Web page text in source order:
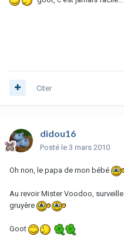
Citer
didou16
Posté le 3 mars 2010
Oh non, le papa de mon bébé
Au revoir Mister Voodoo,
gruyère
Goot